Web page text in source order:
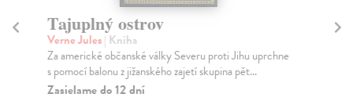
Tajuplný ostrov
Verne Jules| Kniha
Za americké občanské války Severu proti Jihu uprchne
s pomocí balonu z jižanského zajetí skupina pět...
Zasielame do 12 dní